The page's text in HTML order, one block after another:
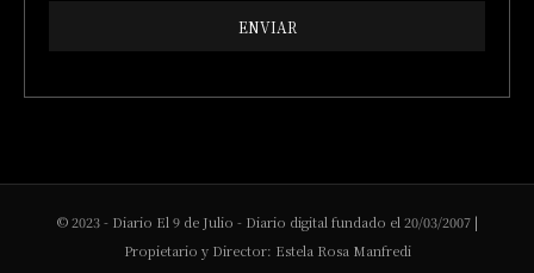
ENVIAR
© 2023 - Diario El 9 de Julio - Diario digital fundado el 20/03/2007 |
Propietario y Director: Estela Rosa Manfredi